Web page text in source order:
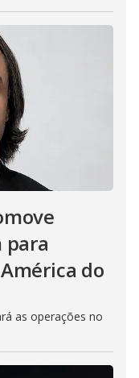
para
do
as operações no